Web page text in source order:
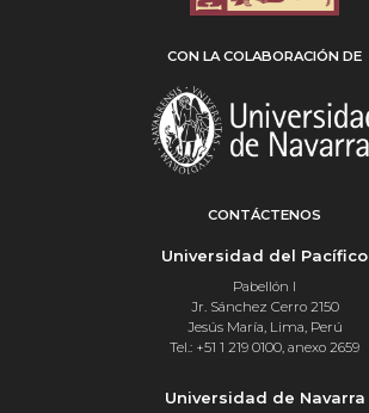
CON LA COLABORACIÓN DE
CONTÁCTENOS
Universidad del Pacífico
Pabellón I
Jr. Sánchez Cerro 2150
Jesús María, Lima, Perú
Tel.: +51 1 219 0100, anexo 2659
Universidad de Navarra